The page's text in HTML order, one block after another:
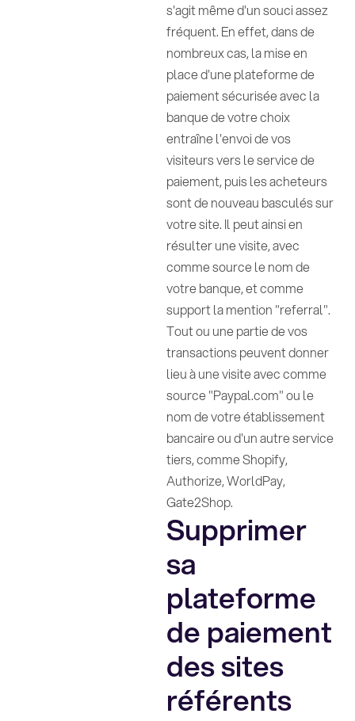
s'agit même d'un souci assez
fréquent. En effet, dans de
nombreux cas, la mise en
place d'une plateforme de
paiement sécurisée avec la
banque de votre choix
entraîne l'envoi de vos
visiteurs vers le service de
paiement, puis les acheteurs
sont de nouveau basculés sur
votre site. Il peut ainsi en
résulter une visite, avec
comme source le nom de
votre banque, et comme
support la mention "referral".
Tout ou une partie de vos
transactions peuvent donner
lieu à une visite avec comme
source "Paypal.com" ou le
nom de votre établissement
bancaire ou d'un autre service
tiers, comme Shopify,
Authorize, WorldPay,
Gate2Shop.
Supprimer
sa
plateforme
de paiement
des sites
référents